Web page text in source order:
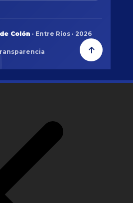
Colón · Entre Ríos · 2026